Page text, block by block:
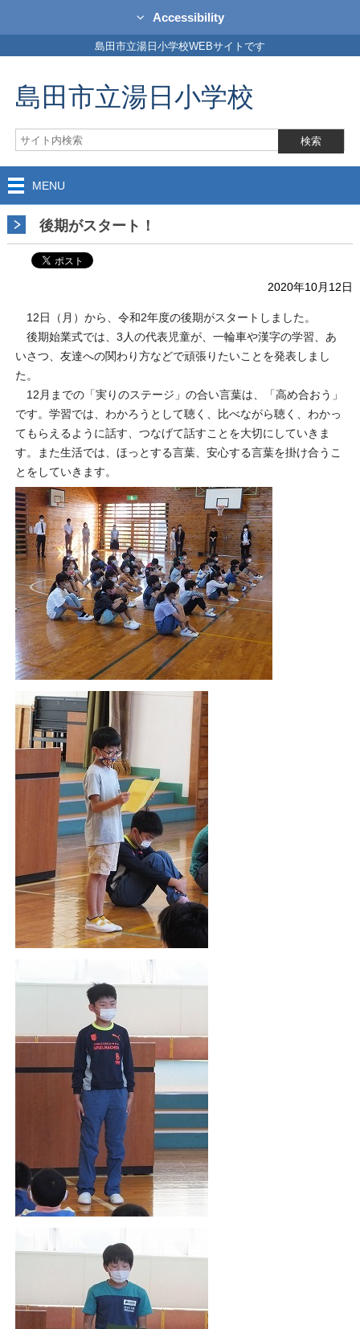
Accessibility
島田市立湯日小学校WEBサイトです
島田市立湯日小学校
MENU
後期がスタート！
2020年10月12日
12日（月）から、令和2年度の後期がスタートしました。
後期始業式では、3人の代表児童が、一輪車や漢字の学習、あ
いさつ、友達への関わり方などで頑張りたいことを発表しまし
た。
12月までの「実りのステージ」の合い言葉は、「高め合おう」
です。学習では、わかろうとして聴く、比べながら聴く、わかっ
てもらえるように話す、つなげて話すことを大切にしていきま
す。また生活では、ほっとする言葉、安心する言葉を掛け合うこ
とをしていきます。